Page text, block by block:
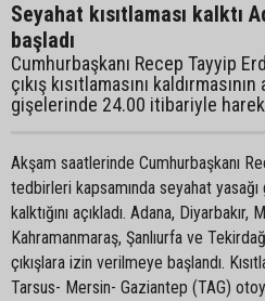
Seyahat kısıtlaması kalktı
başladı
Cumhurbaşkanı Recep Tayyip
çıkış kısıtlamasını
gişelerinde 24.00 itibariyle
Akşam saatlerinde Cumhurbaşkanı
tedbirleri kapsamında seyahat yasağı
kalktığını açıkladı. Adana,
Kahramanmaraş, Şanlıurfa ve
çıkışlara izin verilmeye başlandı.
Tarsus- Mersin- Gaziantep (TAG)